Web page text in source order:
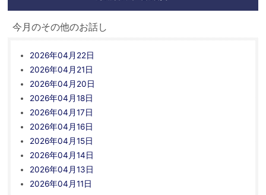
今月のその他のお話し
2026年04月22日
2026年04月21日
2026年04月20日
2026年04月18日
2026年04月17日
2026年04月16日
2026年04月15日
2026年04月14日
2026年04月13日
2026年04月11日